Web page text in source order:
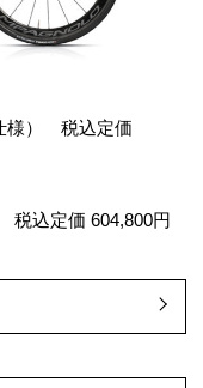
様） 税込定価
税込定価 604,800円